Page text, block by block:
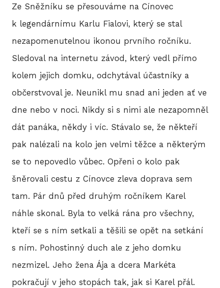
E-
Ze Sněžníku se přesouváme na Cínovec
k legendárnímu Karlu Fialovi, který se stal
nezapomenutelnou ikonou prvního ročníku.
Sledoval na internetu závod, který vedl přímo
kolem jejich domku, odchytával účastníky a
občerstvoval je. Neunikl mu snad ani jeden ať ve
dne nebo v noci. Nikdy si s nimi ale nezapomněl
dát panáka, někdy i víc. Stávalo se, že někteří
pak nalézali na kolo jen velmi těžce a některým
se to nepovedlo vůbec. Opřeni o kolo pak
šněrovali cestu z Cínovce zleva doprava sem
tam. Pár dnů před druhým ročníkem Karel
náhle skonal. Byla to velká rána pro všechny,
kteří se s ním setkali a těšili se opět na setkání
s ním. Pohostinný duch ale z jeho domku
nezmizel. Jeho žena Ája a dcera Markéta
pokračují v jeho stopách tak, jak si Karel přál.